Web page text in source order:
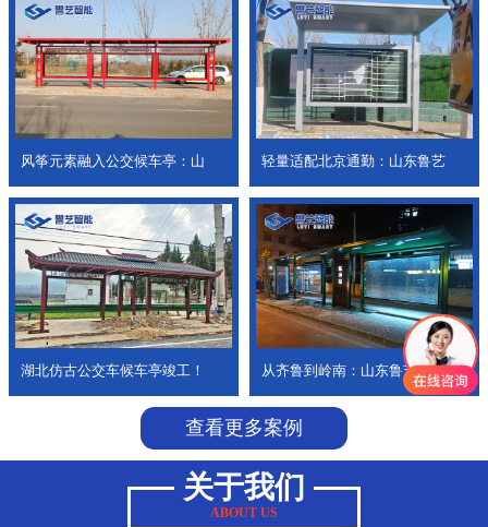
风筝元素融入公交候车亭：山 轻量适配北京通勤：山东鲁艺
湖北仿古公交车候车亭竣工！ 从齐鲁到岭南：山东鲁艺公交
查看更多案例
关于我们
ABOUT US